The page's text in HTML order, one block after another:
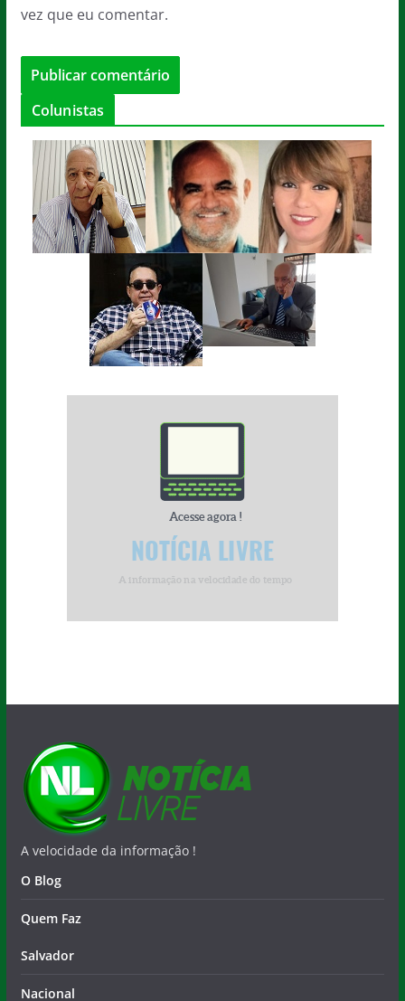
vez que eu comentar.
Colunistas
A velocidade da informação !
O Blog
Quem Faz
Salvador
Nacional